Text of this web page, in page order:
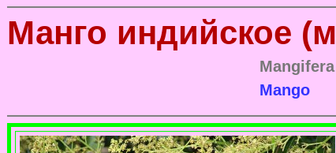
Манго индийское
Mango